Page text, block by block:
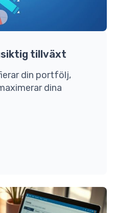
tillväxt
din portfölj,
dina